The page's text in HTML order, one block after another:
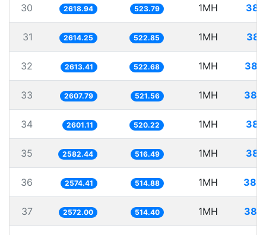
30 2618.94 523.79 1MH
31 2614.25 522.85 1MH
32 2613.41 522.68 1MH
33 2607.79 521.56 1MH
34 2601.11 520.22 1MH
35 2582.44 516.49 1MH
36 2574.41 514.88 1MH
37 2572.00 514.40 1MH